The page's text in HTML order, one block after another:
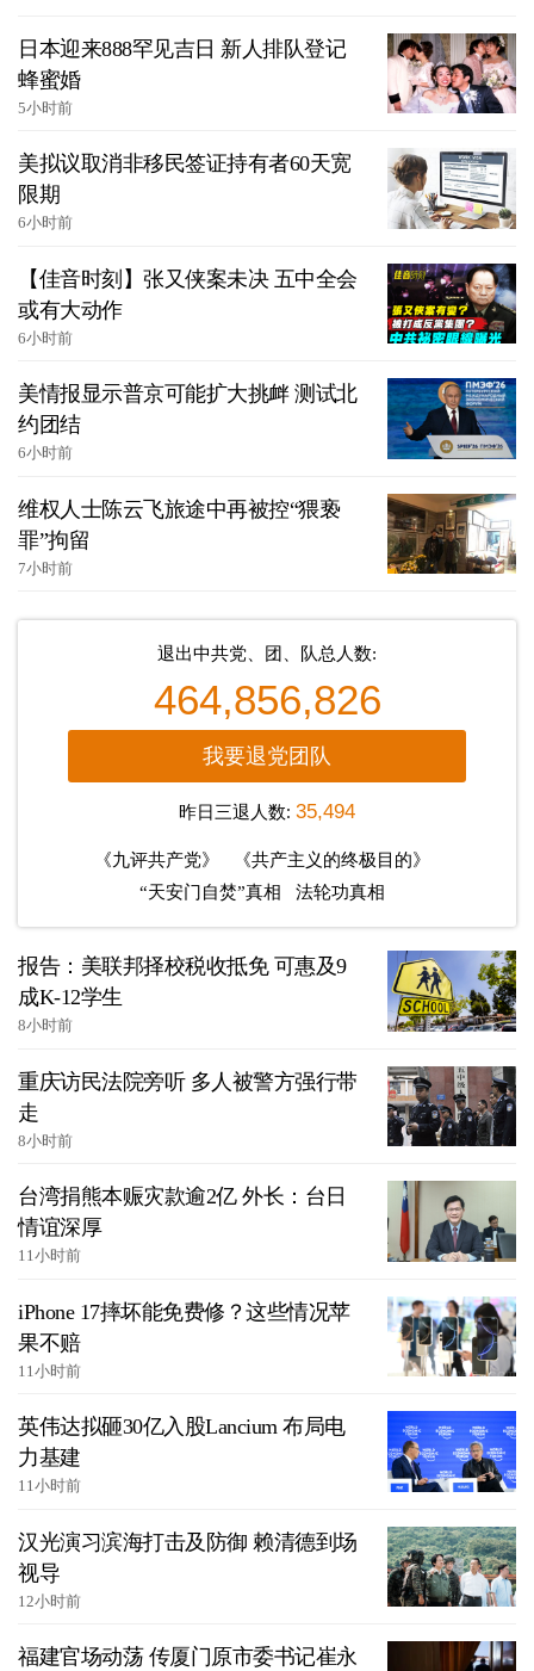
日本迎来888罕见吉日 新人排队登记
蜂蜜婚
5小时前
美拟议取消非移民签证持有者60天宽
限期
6小时前
【佳音时刻】张又侠案未决 五中全会
或有大动作
6小时前
美情报显示普京可能扩大挑衅 测试北
约团结
6小时前
维权人士陈云飞旅途中再被控“猥亵
罪”拘留
7小时前
退出中共党、团、队总人数:
464,856,826
我要退党团队
昨日三退人数: 35,494
《九评共产党》
《共产主义的终极目的》
“天安门自焚”真相
法轮功真相
报告：美联邦择校税收抵免 可惠及9
成K-12学生
8小时前
重庆访民法院旁听 多人被警方强行带
走
8小时前
台湾捐熊本赈灾款逾2亿 外长：台日
情谊深厚
11小时前
iPhone 17摔坏能免费修？这些情况苹
果不赔
11小时前
英伟达拟砸30亿入股Lancium 布局电
力基建
11小时前
汉光演习滨海打击及防御 赖清德到场
视导
12小时前
福建官场动荡 传厦门原市委书记崔永